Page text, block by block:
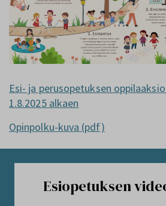
Esi- ja perusopetuksen
1.8.2025 alkaen
Opinpolku-kuva (pdf)
Esiopetuksen